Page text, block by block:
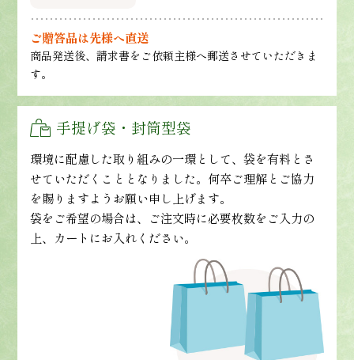
ご贈答品は先様へ直送
商品発送後、請求書をご依頼主様へ郵送させていただきま
す。
手提げ袋・封筒型袋
環境に配慮した取り組みの一環として、袋を有料とさ
せていただくこととなりました。何卒ご理解とご協力
を賜りますようお願い申し上げます。
袋をご希望の場合は、ご注文時に必要枚数をご入力の
上、カートにお入れください。